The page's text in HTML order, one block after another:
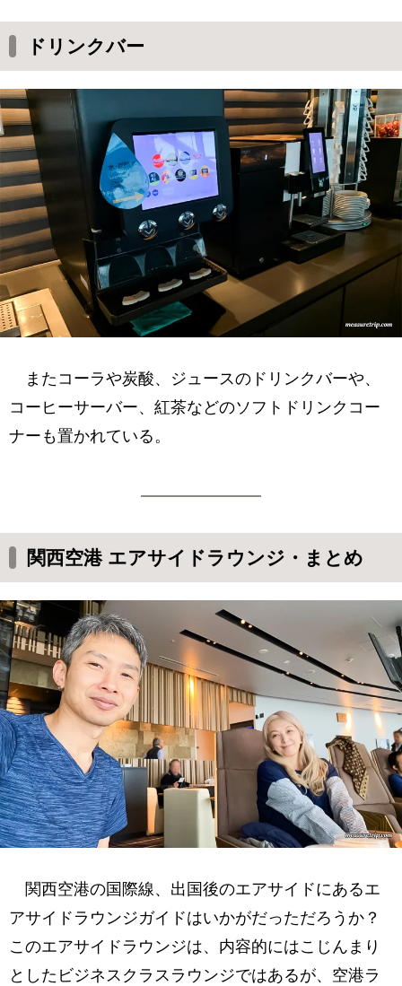
ドリンクバー
またコーラや炭酸、ジュースのドリンクバーや、
コーヒーサーバー、紅茶などのソフトドリンクコー
ナーも置かれている。
関西空港 エアサイドラウンジ・まとめ
関西空港の国際線、出国後のエアサイドにあるエ
アサイドラウンジガイドはいかがだっただろうか？
このエアサイドラウンジは、内容的にはこじんまり
としたビジネスクラスラウンジではあるが、空港ラ